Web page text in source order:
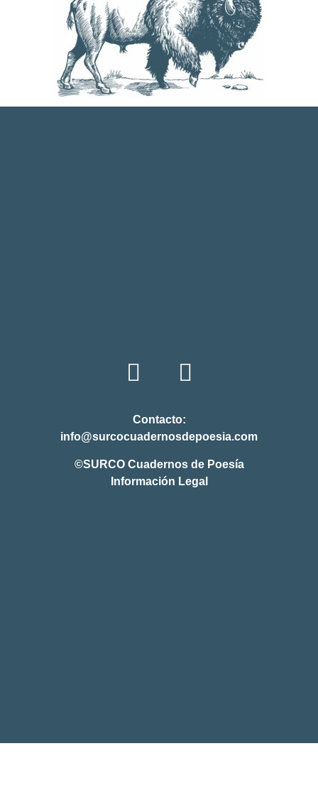
Contacto:
info@surcocuadernosdepoesia.com
©SURCO Cuadernos de Poesía
Información Legal